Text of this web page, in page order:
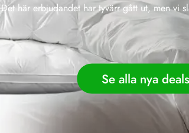
Det här erbjudandet har tyvärr gått ut, men vi
Se alla nya deals